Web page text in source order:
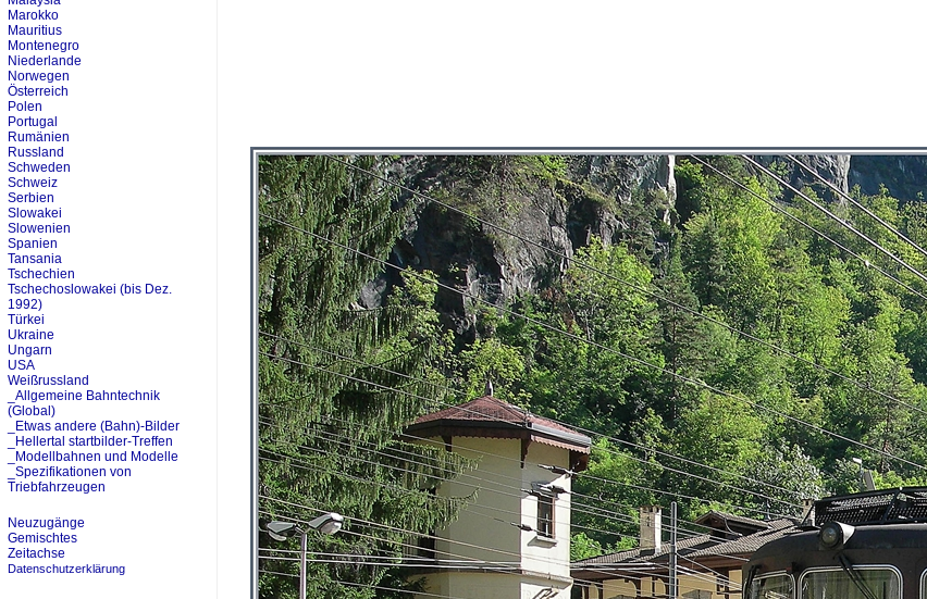
Marokko
Mauritius
Montenegro
Niederlande
Norwegen
Österreich
Polen
Portugal
Rumänien
Russland
Schweden
Schweiz
Serbien
Slowakei
Slowenien
Spanien
Tansania
Tschechien
Tschechoslowakei (bis Dez.
1992)
Türkei
Ukraine
Ungarn
USA
Weißrussland
_Allgemeine Bahntechnik
(Global)
_Etwas andere (Bahn)-Bilder
_Hellertal startbilder-Treffen
_Modellbahnen und Modelle
_Spezifikationen von
Triebfahrzeugen
Neuzugänge
Gemischtes
Zeitachse
Datenschutzerklärung